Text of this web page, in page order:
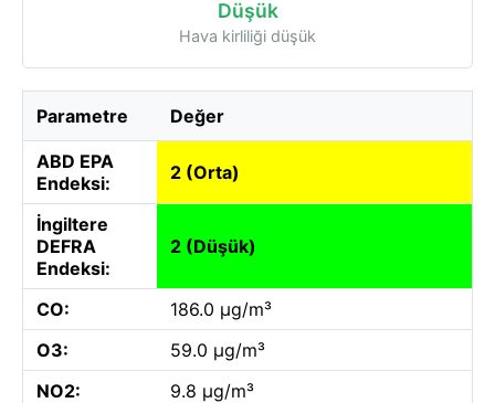
Düşük
Hava kirliliği düşük
Parametre Değer
ABD EPA
Endeksi:
2 (Orta)
İngiltere
DEFRA
Endeksi:
2 (Düşük)
CO:
186.0 µg/m³
O3:
59.0 µg/m³
NO2:
9.8 µg/m³